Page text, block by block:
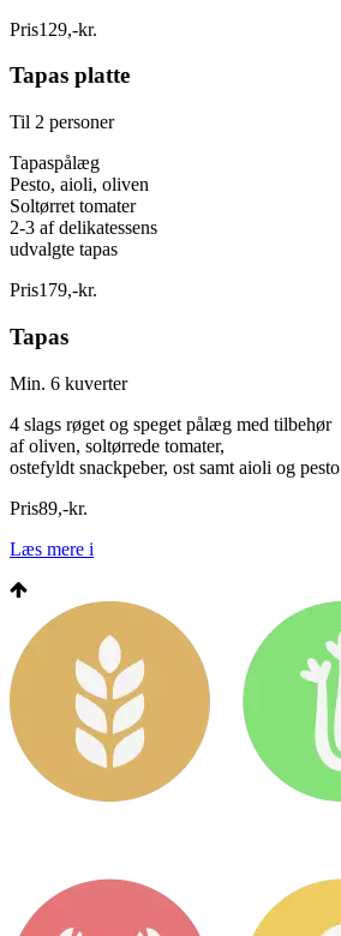
Pris129,-kr.
Tapas platte
Til 2 personer
Tapaspålæg
Pesto, aioli, oliven
Soltørret tomater
2-3 af delikatessens
udvalgte tapas
Pris179,-kr.
Tapas
Min. 6 kuverter
4 slags røget og speget pålæg med tilbehør
af oliven, soltørrede tomater,
ostefyldt snackpeber, ost samt aioli og pesto
Pris89,-kr.
Læs mere i